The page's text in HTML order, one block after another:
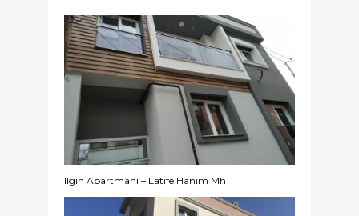
Ilgın Apartmanı – Latife Hanım Mh